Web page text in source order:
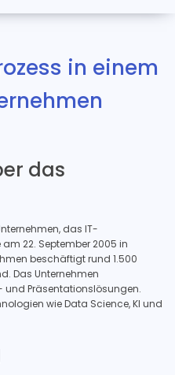
in einem
das
das IT-
22. September 2005 in
beschäftigt rund 1.500
Das Unternehmen
Präsentationslösungen.
wie Data Science, KI und